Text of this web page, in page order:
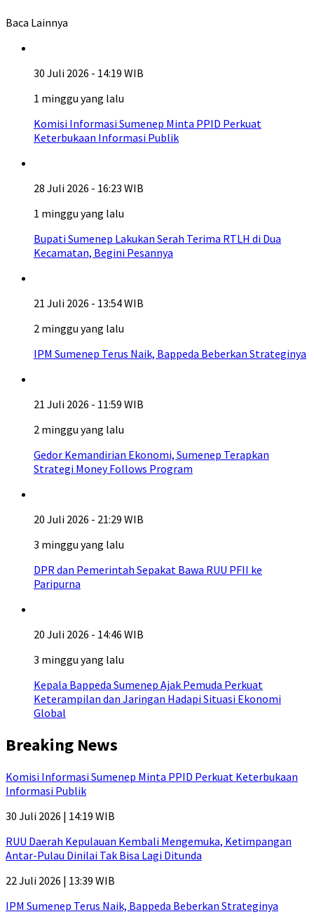
Baca Lainnya
30 Juli 2026 - 14:19 WIB
1 minggu yang lalu
Komisi Informasi Sumenep Minta PPID Perkuat
Keterbukaan Informasi Publik
28 Juli 2026 - 16:23 WIB
1 minggu yang lalu
Bupati Sumenep Lakukan Serah Terima RTLH di Dua
Kecamatan, Begini Pesannya
21 Juli 2026 - 13:54 WIB
2 minggu yang lalu
IPM Sumenep Terus Naik, Bappeda Beberkan Strateginya
21 Juli 2026 - 11:59 WIB
2 minggu yang lalu
Gedor Kemandirian Ekonomi, Sumenep Terapkan
Strategi Money Follows Program
20 Juli 2026 - 21:29 WIB
3 minggu yang lalu
DPR dan Pemerintah Sepakat Bawa RUU PFII ke
Paripurna
20 Juli 2026 - 14:46 WIB
3 minggu yang lalu
Kepala Bappeda Sumenep Ajak Pemuda Perkuat
Keterampilan dan Jaringan Hadapi Situasi Ekonomi
Global
Breaking News
Komisi Informasi Sumenep Minta PPID Perkuat Keterbukaan
Informasi Publik
30 Juli 2026 | 14:19 WIB
RUU Daerah Kepulauan Kembali Mengemuka, Ketimpangan
Antar-Pulau Dinilai Tak Bisa Lagi Ditunda
22 Juli 2026 | 13:39 WIB
IPM Sumenep Terus Naik, Bappeda Beberkan Strateginya